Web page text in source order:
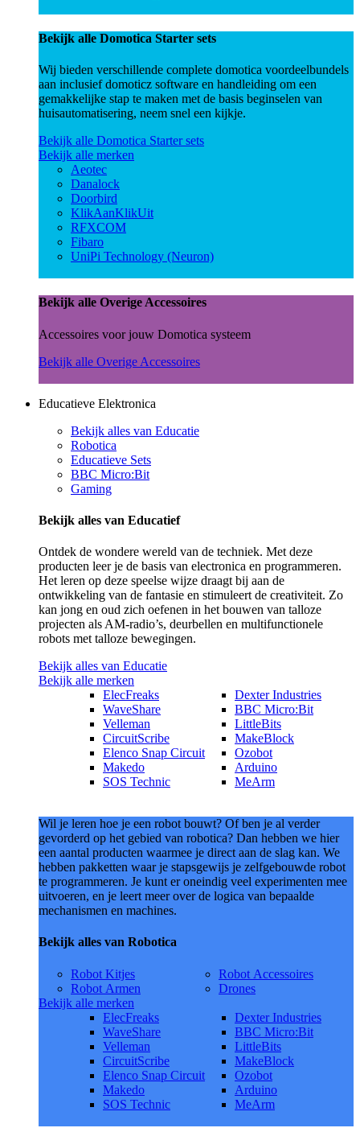
Bekijk alle Domotica Starter sets
Wij bieden verschillende complete domotica voordeelbundels
aan inclusief domoticz software en handleiding om een
gemakkelijke stap te maken met de basis beginselen van
huisautomatisering, neem snel een kijkje.
Bekijk alle Domotica Starter sets
Bekijk alle merken
Aeotec
Danalock
Doorbird
KlikAanKlikUit
RFXCOM
Fibaro
UniPi Technology (Neuron)
Bekijk alle Overige Accessoires
Accessoires voor jouw Domotica systeem
Bekijk alle Overige Accessoires
Educatieve Elektronica
Bekijk alles van Educatie
Robotica
Educatieve Sets
BBC Micro:Bit
Gaming
Bekijk alles van Educatief
Ontdek de wondere wereld van de techniek. Met deze
producten leer je de basis van electronica en programmeren.
Het leren op deze speelse wijze draagt bij aan de
ontwikkeling van de fantasie en stimuleert de creativiteit. Zo
kan jong en oud zich oefenen in het bouwen van talloze
projecten als AM-radio’s, deurbellen en multifunctionele
robots met talloze bewegingen.
Bekijk alles van Educatie
Bekijk alle merken
ElecFreaks
WaveShare
Velleman
CircuitScribe
Elenco Snap Circuit
Makedo
SOS Technic
Dexter Industries
BBC Micro:Bit
LittleBits
MakeBlock
Ozobot
Arduino
MeArm
Wil je leren hoe je een robot bouwt? Of ben je al verder
gevorderd op het gebied van robotica? Dan hebben we hier
een aantal producten waarmee je direct aan de slag kan. We
hebben pakketten waar je stapsgewijs je zelfgebouwde robot
te programmeren. Je kunt er oneindig veel experimenten mee
uitvoeren, en je leert meer over de logica van bepaalde
mechanismen en machines.
Bekijk alles van Robotica
Robot Kitjes
Robot Armen
Robot Accessoires
Drones
Bekijk alle merken
ElecFreaks
WaveShare
Velleman
CircuitScribe
Elenco Snap Circuit
Makedo
SOS Technic
Dexter Industries
BBC Micro:Bit
LittleBits
MakeBlock
Ozobot
Arduino
MeArm